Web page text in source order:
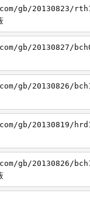
gb/20130823/
gb/20130827/
gb/20130826/
gb/20130819/
gb/20130826/